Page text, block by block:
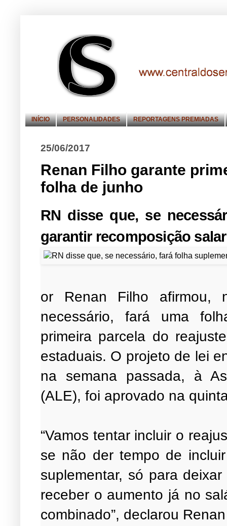
INÍCIO PERSONALIDADES REPORTAGENS PREMIADAS
25/06/2017
Renan Filho garante
folha de junho
RN disse que, se
garantir recomposição
or Renan Filho afirmou,
necessário, fará uma
primeira parcela do
estaduais. O projeto de lei
na semana passada, à
(ALE), foi aprovado na
“Vamos tentar incluir o
se não der tempo de
suplementar, só para
receber o aumento já no
combinado”, declarou